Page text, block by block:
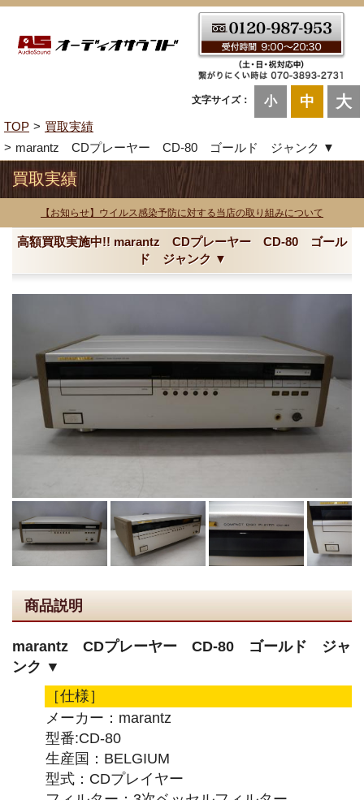
文字サイズ： 小 中 大
TOP
買取実績
marantz CDプレーヤー CD-80 ゴールド ジャンク ▼
買取実績
【お知らせ】ウイルス感染予防に対する当店の取り組みについて
高額買取実施中!! marantz CDプレーヤー CD-80 ゴール
ド ジャンク ▼
商品説明
marantz CDプレーヤー CD-80 ゴールド ジャ
ンク ▼
［仕様］
メーカー：marantz
型番:CD-80
生産国：BELGIUM
型式：CDプレイヤー